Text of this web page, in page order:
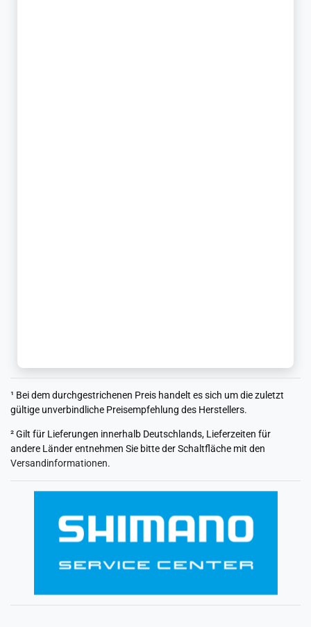
¹ Bei dem durchgestrichenen Preis handelt es sich um die zuletzt
gültige unverbindliche Preisempfehlung des Herstellers.
² Gilt für Lieferungen innerhalb Deutschlands, Lieferzeiten für
andere Länder entnehmen Sie bitte der Schaltfläche mit den
Versandinformationen.